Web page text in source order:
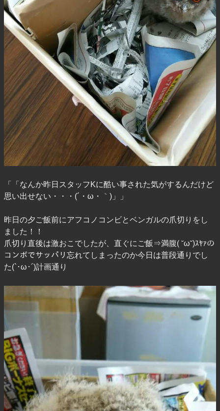
「「なんか昨日スタッフKに酷い事された気がするんだけど
思い出せない・・・(´・ω・｀)」」
昨日の夕ご飯前にアフコノコンビとベンガルの爪切りをし
ました！！
爪切り直後は激おこでしたが、直ぐにご飯⇒満腹( ˘ω˘)ｽﾔｧの
コンボでサッパリ忘れてしまったのか今日は普段通りでし
た(`･ω･´)計画通り